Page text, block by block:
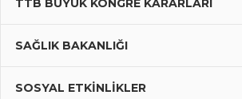
TTB BÜYÜK KONGRE KARARLARI
SAĞLIK BAKANLIĞI
SOSYAL ETKİNLİKLER